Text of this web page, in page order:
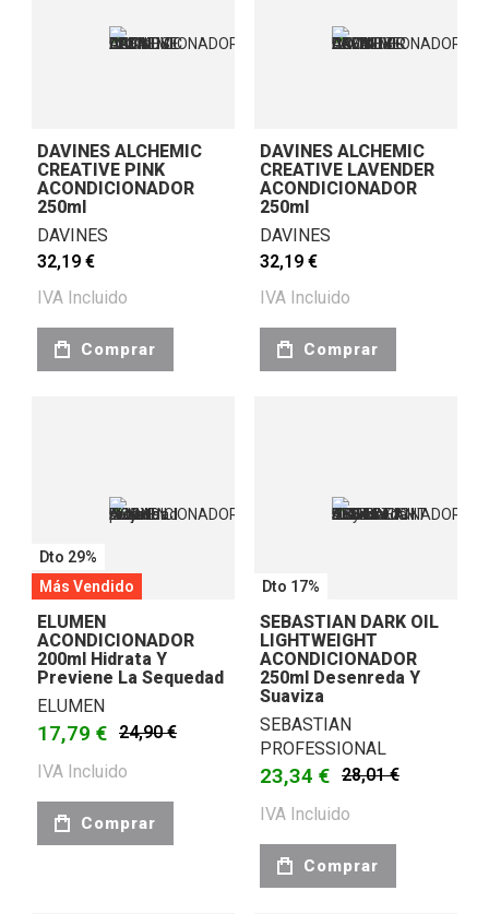
DAVINES ALCHEMIC
CREATIVE PINK
ACONDICIONADOR
250ml
DAVINES
32,19 €
IVA Incluido
Comprar
DAVINES ALCHEMIC
CREATIVE LAVENDER
ACONDICIONADOR
250ml
DAVINES
32,19 €
IVA Incluido
Comprar
Dto 29%
Más Vendido
ELUMEN
ACONDICIONADOR
200ml Hidrata Y
Previene La Sequedad
ELUMEN
17,79 € 24,90 €
IVA Incluido
Comprar
Dto 17%
SEBASTIAN DARK OIL
LIGHTWEIGHT
ACONDICIONADOR
250ml Desenreda Y
Suaviza
SEBASTIAN
PROFESSIONAL
23,34 € 28,01 €
IVA Incluido
Comprar